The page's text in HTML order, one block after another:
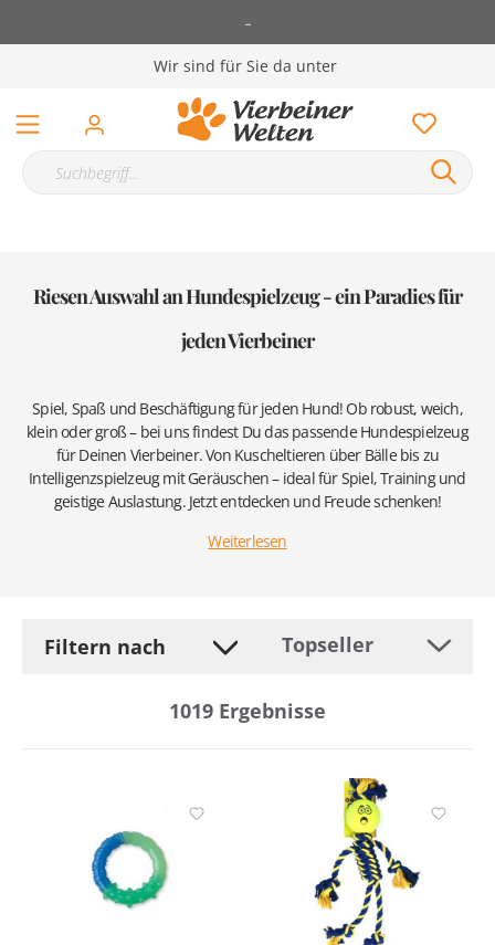
-
Wir sind für Sie da unter
Riesen Auswahl an Hundespielzeug - ein Paradies für
jeden Vierbeiner
Spiel, Spaß und Beschäftigung für jeden Hund! Ob robust, weich,
klein oder groß – bei uns findest Du das passende Hundespielzeug
für Deinen Vierbeiner. Von Kuscheltieren über Bälle bis zu
Intelligenzspielzeug mit Geräuschen – ideal für Spiel, Training und
geistige Auslastung. Jetzt entdecken und Freude schenken!
Weiterlesen
Filtern nach
1019 Ergebnisse
Ausführung